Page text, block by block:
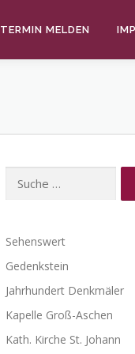
TERMIN MELDEN
nach:
Sehenswert
Gedenkstein
Jahrhundert Denkmäler
Kapelle Groß-Aschen
Kath. Kirche St. Johann